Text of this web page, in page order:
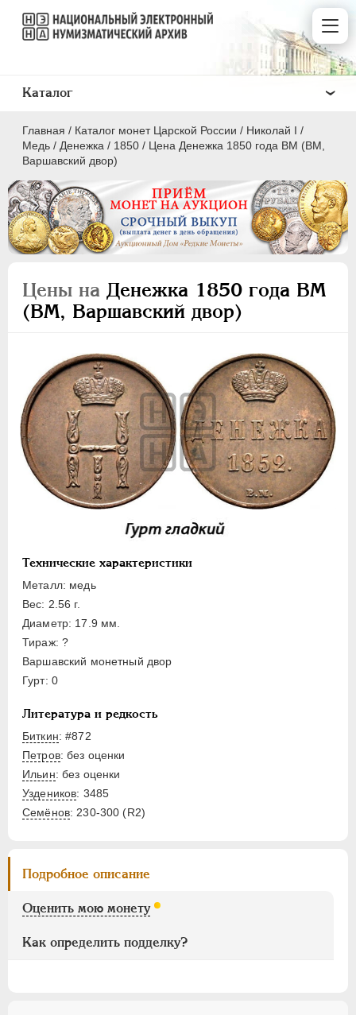
Главная / Каталог монет Царской России / Николай I /
Медь / Денежка / 1850 / Цена Денежка 1850 года ВМ (ВМ,
Варшавский двор)
Цены на Денежка 1850 года ВМ
(ВМ, Варшавский двор)
Технические характеристики
Металл: медь
Вес: 2.56 г.
Диаметр: 17.9 мм.
Тираж: ?
Варшавский монетный двор
Гурт: 0
Литература и редкость
Биткин: #872
Петров: без оценки
Ильин: без оценки
Уздеников: 3485
Семёнов: 230-300 (R2)
Подробное описание
Оценить мою монету
Как определить подделку?
Каталог
ПEТР I 1699 - 1725
ЕКАТЕРИНА I 1725-1727
АННА ИОАННОВНА 1730-1740
ИОАНН АНТОНОВИЧ 1740-1741
ПЕТР III 1762-1762
ЕКАТЕРИНА II 1762-1796
ПАВЕЛ I 1796-1801
АЛЕКСАНДР I 1801-1825
НИКОЛАЙ I 1826-1855
Платина
10 копеек
5 копеек
3 копейки
2 копейки
1 копейка
Денежка
Деньга
1/4 копейки
Полушка
Пробные
Для Польши
Русско-Польские